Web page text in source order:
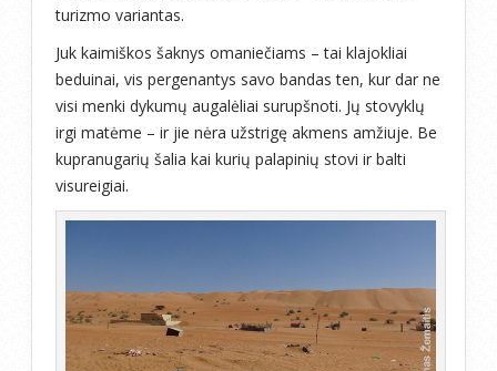
turizmo variantas.
Juk kaimiškos šaknys omaniečiams – tai klajokliai
beduinai, vis pergenantys savo bandas ten, kur dar ne
visi menki dykumų augalėliai surupšnoti. Jų stovyklų
irgi matėme – ir jie nėra užstrigę akmens amžiuje. Be
kupranugarių šalia kai kurių palapinių stovi ir balti
visureigiai.